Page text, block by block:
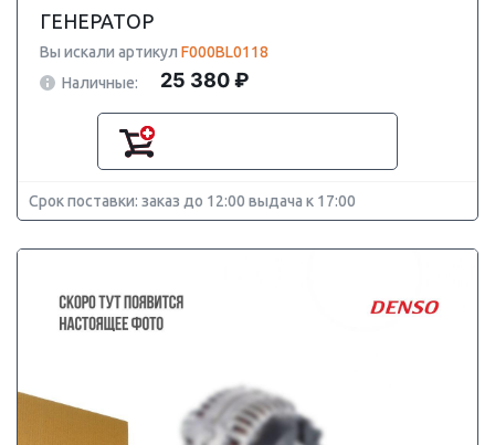
ГЕНЕРАТОР
Вы искали артикул F000BL0118
Наличные:
25 380 ₽
Срок поставки: заказ до 12:00 выдача к 17:00